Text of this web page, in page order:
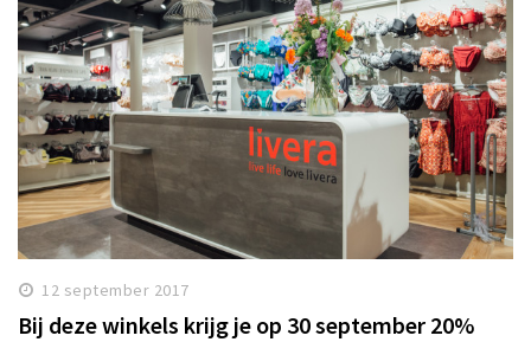
12 september 2017
Bij deze winkels krijg je op 30 september 20%